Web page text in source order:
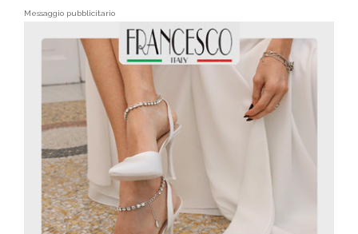
Messaggio pubblicitario